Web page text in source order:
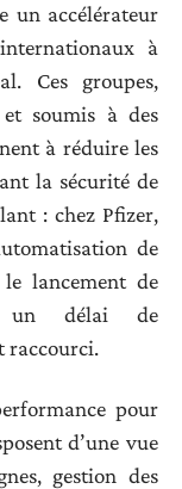
un accélérateur
à
Ces groupes,
soumis à des
à réduire les
la sécurité de
: chez Pfizer,
de
le lancement de
un délai de
raccourci.
pour
d’une vue
gestion des